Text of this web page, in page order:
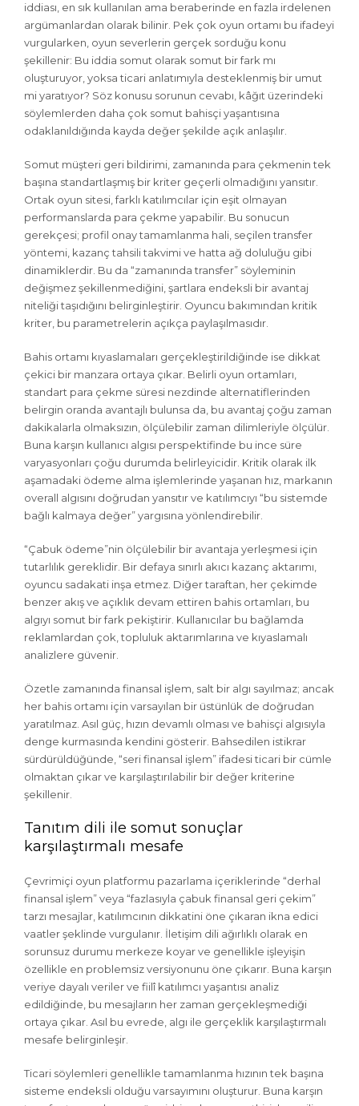
iddiası, en sık kullanılan ama beraberinde en fazla irdelenen
argümanlardan olarak bilinir. Pek çok oyun ortamı bu ifadeyi
vurgularken, oyun severlerin gerçek sorduğu konu
şekillenir: Bu iddia somut olarak somut bir fark mı
oluşturuyor, yoksa ticari anlatımıyla desteklenmiş bir umut
mi yaratıyor? Söz konusu sorunun cevabı, kâğıt üzerindeki
söylemlerden daha çok somut bahisçi yaşantısına
odaklanıldığında kayda değer şekilde açık anlaşılır.
Somut müşteri geri bildirimi, zamanında para çekmenin tek
başına standartlaşmış bir kriter geçerli olmadığını yansıtır.
Ortak oyun sitesi, farklı katılımcılar için eşit olmayan
performanslarda para çekme yapabilir. Bu sonucun
gerekçesi; profil onay tamamlanma hali, seçilen transfer
yöntemi, kazanç tahsili takvimi ve hatta ağ doluluğu gibi
dinamiklerdir. Bu da “zamanında transfer” söyleminin
değişmez şekillenmediğini, şartlara endeksli bir avantaj
niteliği taşıdığını belirginleştirir. Oyuncu bakımından kritik
kriter, bu parametrelerin açıkça paylaşılmasıdır.
Bahis ortamı kıyaslamaları gerçekleştirildiğinde ise dikkat
çekici bir manzara ortaya çıkar. Belirli oyun ortamları,
standart para çekme süresi nezdinde alternatiflerinden
belirgin oranda avantajlı bulunsa da, bu avantaj çoğu zaman
dakikalarla olmaksızın, ölçülebilir zaman dilimleriyle ölçülür.
Buna karşın kullanıcı algısı perspektifinde bu ince süre
varyasyonları çoğu durumda belirleyicidir. Kritik olarak ilk
aşamadaki ödeme alma işlemlerinde yaşanan hız, markanın
overall algısını doğrudan yansıtır ve katılımcıyı “bu sistemde
bağlı kalmaya değer” yargısına yönlendirebilir.
“Çabuk ödeme”nin ölçülebilir bir avantaja yerleşmesi için
tutarlılık gereklidir. Bir defaya sınırlı akıcı kazanç aktarımı,
oyuncu sadakati inşa etmez. Diğer taraftan, her çekimde
benzer akış ve açıklık devam ettiren bahis ortamları, bu
algıyı somut bir fark pekiştirir. Kullanıcılar bu bağlamda
reklamlardan çok, topluluk aktarımlarına ve kıyaslamalı
analizlere güvenir.
Özetle zamanında finansal işlem, salt bir algı sayılmaz; ancak
her bahis ortamı için varsayılan bir üstünlük de doğrudan
yaratılmaz. Asıl güç, hızın devamlı olması ve bahisçi algısıyla
denge kurmasında kendini gösterir. Bahsedilen istikrar
sürdürüldüğünde, “seri finansal işlem” ifadesi ticari bir cümle
olmaktan çıkar ve karşılaştırılabilir bir değer kriterine
şekillenir.
Tanıtım dili ile somut sonuçlar
karşılaştırmalı mesafe
Çevrimiçi oyun platformu pazarlama içeriklerinde “derhal
finansal işlem” veya “fazlasıyla çabuk finansal geri çekim”
tarzı mesajlar, katılımcının dikkatini öne çıkaran ikna edici
vaatler şeklinde vurgulanır. İletişim dili ağırlıklı olarak en
sorunsuz durumu merkeze koyar ve genellikle işleyişin
özellikle en problemsiz versiyonunu öne çıkarır. Buna karşın
veriye dayalı veriler ve fiilî katılımcı yaşantısı analiz
edildiğinde, bu mesajların her zaman gerçekleşmediği
ortaya çıkar. Asıl bu evrede, algı ile gerçeklik karşılaştırmalı
mesafe belirginleşir.
Ticari söylemleri genellikle tamamlanma hızının tek başına
sisteme endeksli olduğu varsayımını oluşturur. Buna karşın